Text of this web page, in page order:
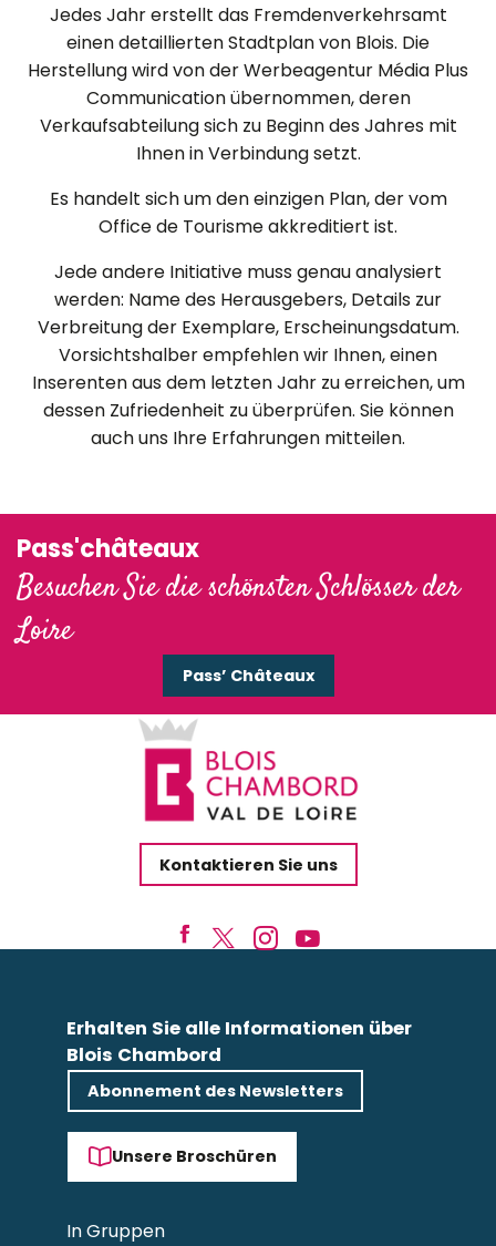
Jedes Jahr erstellt das Fremdenverkehrsamt
einen detaillierten Stadtplan von Blois. Die
Herstellung wird von der Werbeagentur Média Plus
Communication übernommen, deren
Verkaufsabteilung sich zu Beginn des Jahres mit
Ihnen in Verbindung setzt.
Es handelt sich um den einzigen Plan, der vom
Office de Tourisme akkreditiert ist.
Jede andere Initiative muss genau analysiert
werden: Name des Herausgebers, Details zur
Verbreitung der Exemplare, Erscheinungsdatum.
Vorsichtshalber empfehlen wir Ihnen, einen
Inserenten aus dem letzten Jahr zu erreichen, um
dessen Zufriedenheit zu überprüfen. Sie können
auch uns Ihre Erfahrungen mitteilen.
Pass'châteaux
Besuchen Sie die schönsten Schlösser der
Loire
Pass’ Châteaux
Kontaktieren Sie uns
Erhalten Sie alle Informationen über
Blois Chambord
Abonnement des Newsletters
Unsere Broschüren
In Gruppen